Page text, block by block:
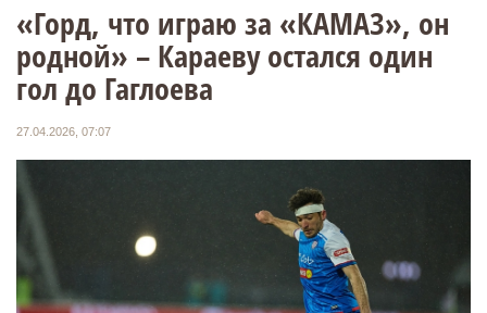
«Горд, что играю за «КАМАЗ», он
родной» – Караеву остался один
гол до Гаглоева
27.04.2026, 07:07